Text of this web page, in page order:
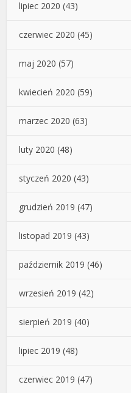
lipiec 2020 (43)
czerwiec 2020 (45)
maj 2020 (57)
kwiecień 2020 (59)
marzec 2020 (63)
luty 2020 (48)
styczeń 2020 (43)
grudzień 2019 (47)
listopad 2019 (43)
październik 2019 (46)
wrzesień 2019 (42)
sierpień 2019 (40)
lipiec 2019 (48)
czerwiec 2019 (47)